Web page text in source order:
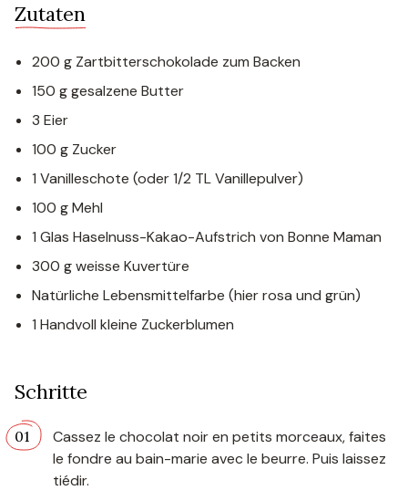
Zutaten
200 g Zartbitterschokolade zum Backen
150 g gesalzene Butter
3 Eier
100 g Zucker
1 Vanilleschote (oder 1/2 TL Vanillepulver)
100 g Mehl
1 Glas Haselnuss-Kakao-Aufstrich von Bonne Maman
300 g weisse Kuvertüre
Natürliche Lebensmittelfarbe (hier rosa und grün)
1 Handvoll kleine Zuckerblumen
Schritte
Cassez le chocolat noir en petits morceaux, faites
le fondre au bain-marie avec le beurre. Puis laissez
tiédir.